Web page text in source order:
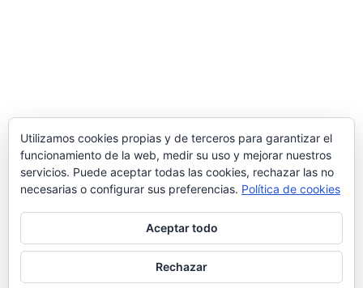
Utilizamos cookies propias y de terceros para garantizar el
funcionamiento de la web, medir su uso y mejorar nuestros
servicios. Puede aceptar todas las cookies, rechazar las no
necesarias o configurar sus preferencias. Política de cookies
Aceptar todo
Rechazar